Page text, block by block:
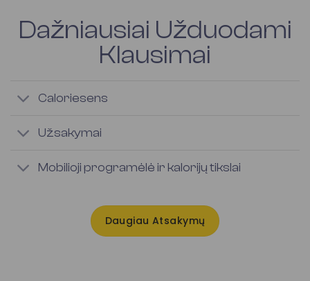
Dažniausiai Užduodami
Klausimai
Caloriesens
Užsakymai
Mobilioji programėlė ir kalorijų tikslai
Daugiau Atsakymų